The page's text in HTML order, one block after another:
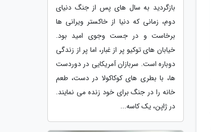
بازگردید به سال های پس از جنگ دنیای
دوم، زمانی که دنیا از خاکستر ویرانی ها
برخاست و در جست وجوی امید بود.
خیابان های توکیو پر از غبار، اما پر از زندگی
دوباره است. سربازان آمریکایی در دوردست
ها، با بطری های کوکاکولا در دست، طعم
خانه را در جنگ برای خود زنده می نمایند.
در ژاپن، یک کاسه...